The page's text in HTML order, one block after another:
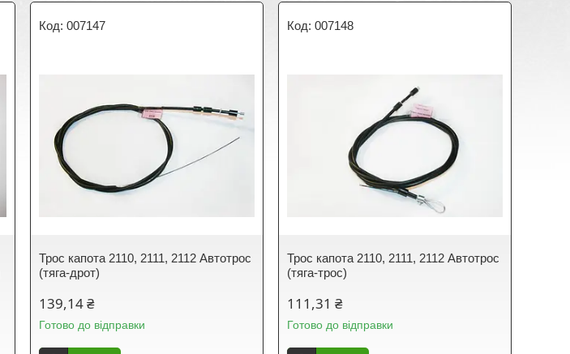
007147
Трос капота 2110, 2111, 2112 Автотрос
(тяга-дрот)
139,14 ₴
Готово до відправки
007148
Трос капота 2110, 2111, 2112 Автотрос
(тяга-трос)
111,31 ₴
Готово до відправки